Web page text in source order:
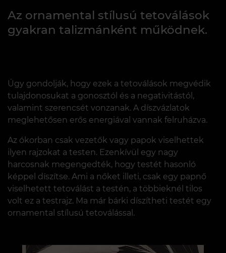
Az ornamental stílusú tetoválások
gyakran talizmánként működnek.
Úgy gondolják, hogy ezek a tetoválások megvédik
tulajdonosukat a gonosztól és a negativitástól,
valamint szerencsét vonzanak. A díszvázlatok
meglehetősen erős energiával vannak felruházva.
Az ókorban csak vezetők vagy papok viselhettek
ilyen rajzokat a testen. Ezenkívül egy nagy
harcosnak megengedték, hogy testét hasonló
képpel díszítse. Ami a nőket illeti, csak egy papnő
viselhetett tetoválást a testén, a többieknél tilos
volt ez a testrajz. Ma már bárki díszítheti testét egy
ornamental stílusú tetoválással.